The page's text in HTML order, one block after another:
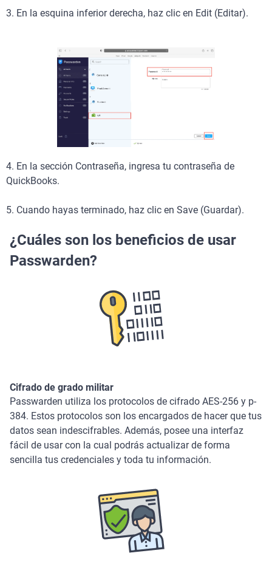
3. En la esquina inferior derecha, haz clic en Edit (Editar).
4. En la sección Contraseña, ingresa tu contraseña de
QuickBooks.
5. Cuando hayas terminado, haz clic en Save (Guardar).
¿Cuáles son los beneficios de usar
Passwarden?
Cifrado de grado militar
Passwarden utiliza los protocolos de cifrado AES-256 y p-
384. Estos protocolos son los encargados de hacer que tus
datos sean indescifrables. Además, posee una interfaz
fácil de usar con la cual podrás actualizar de forma
sencilla tus credenciales y toda tu información.